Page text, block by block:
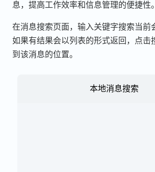
息，提高工作效率和信息管理的便捷性。
在消息搜索页面，输入关键字搜索当前
如果有结果会以列表的形式返回，点击
到该消息的位置。
本地消息搜索